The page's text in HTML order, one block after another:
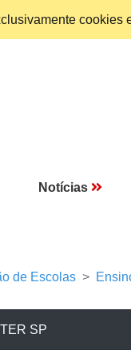
cookies
Notícias
de Escolas
SP